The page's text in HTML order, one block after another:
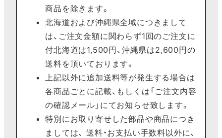
商品を除きます。
北海道および沖縄県全域につきまして
は、ご注文金額に関わらず1回のご注文に
付北海道は1,500円、沖縄県は2,600円の
送料を頂いております。
上記以外に追加送料等が発生する場合は
各商品ごとに記載、もしくは「ご注文内容
の確認メール」にてお知らせ致します。
特別にお取り寄せした部品や商品につき
ましては、 送料・お支払い手数料以外に、